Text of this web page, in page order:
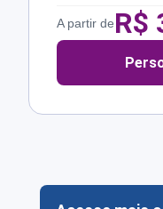
A partir deR$